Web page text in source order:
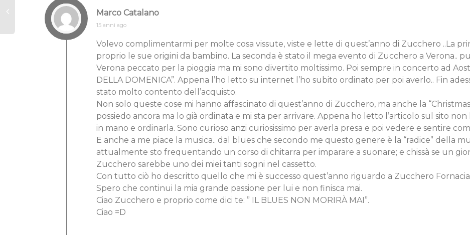
Marco Catalano
15 anni ago
Volevo complimentarmi per molte cosa vissute, viste e lette di quest’anno di Zucchero ..La
proprio le sue origini da bambino. La seconda è stato il mega evento di Zucchero a Verona..
Verona peccato per la pioggia ma mi sono divertito moltissimo. Poi sempre in concerto ad
DELLA DOMENICA”. Appena l’ho letto su internet l’ho subito ordinato per poi averlo.. Fin
stato molto contento dell’acquisto.
Non solo queste cose mi hanno affascinato di quest’anno di Zucchero, ma anche la
possiedo ancora ma lo già ordinata e mi sta per arrivare. Appena ho letto l’articolo sul sito
in mano e ordinarla. Sono curioso anzi curiosissimo per averla presa e poi vedere e sentire
E anche a me piace la musica.. dal blues che secondo me questo genere è la “radice” della
attualmente sto frequentando un corso di chitarra per imparare a suonare; e chissà se un
Zucchero sarebbe uno dei miei tanti sogni nel cassetto.
Con tutto ciò ho descritto quello che mi è successo quest’anno riguardo a Zucchero
Spero che continui la mia grande passione per lui e non finisca mai.
Ciao Zucchero e proprio come dici te: ” IL BLUES NON MORIRÀ MAI”.
Ciao =D